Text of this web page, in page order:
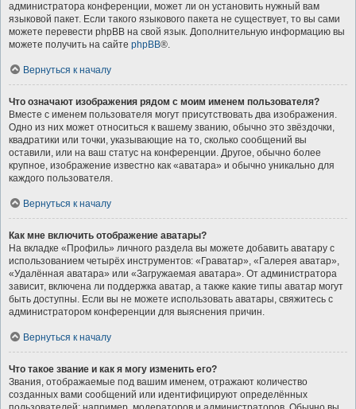
администратора конференции, может ли он установить нужный вам
языковой пакет. Если такого языкового пакета не существует, то вы сами
можете перевести phpBB на свой язык. Дополнительную информацию вы
можете получить на сайте phpBB®.
Вернуться к началу
Что означают изображения рядом с моим именем пользователя?
Вместе с именем пользователя могут присутствовать два изображения.
Одно из них может относиться к вашему званию, обычно это звёздочки,
квадратики или точки, указывающие на то, сколько сообщений вы
оставили, или на ваш статус на конференции. Другое, обычно более
крупное, изображение известно как «аватара» и обычно уникально для
каждого пользователя.
Вернуться к началу
Как мне включить отображение аватары?
На вкладке «Профиль» личного раздела вы можете добавить аватару с
использованием четырёх инструментов: «Граватар», «Галерея аватар»,
«Удалённая аватара» или «Загружаемая аватара». От администратора
зависит, включена ли поддержка аватар, а также какие типы аватар могут
быть доступны. Если вы не можете использовать аватары, свяжитесь с
администратором конференции для выяснения причин.
Вернуться к началу
Что такое звание и как я могу изменить его?
Звания, отображаемые под вашим именем, отражают количество
созданных вами сообщений или идентифицируют определённых